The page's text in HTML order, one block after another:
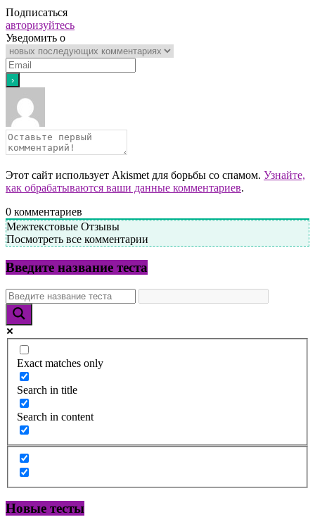
Подписаться
авторизуйтесь
Уведомить о
Этот сайт использует Akismet для борьбы со спамом. Узнайте,
как обрабатываются ваши данные комментариев.
0 комментариев
Межтекстовые Отзывы
Посмотреть все комментарии
Введите название теста
Exact matches only
Search in title
Search in content
Новые тесты